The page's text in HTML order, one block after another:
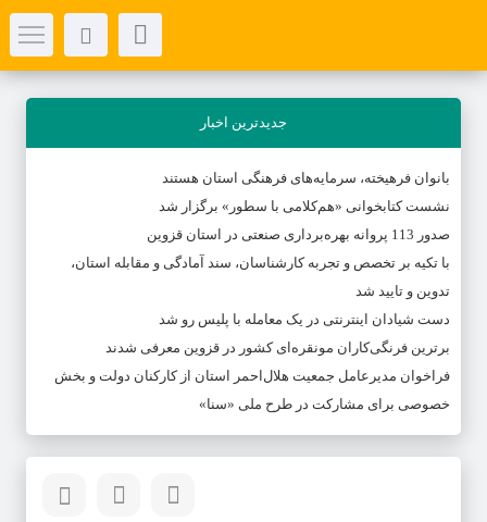
جدیدترین اخبار
بانوان فرهیخته، سرمایه‌های فرهنگی استان هستند
نشست کتابخوانی «هم‌کلامی با سطور» برگزار شد
صدور 113 پروانه بهره‌برداری صنعتی در استان قزوین
با تکیه بر تخصص و تجربه کارشناسان، سند آمادگی و مقابله استان،
تدوین و تایید شد
دست شیادان اینترنتی در یک معامله با پلیس رو شد
برترین فرنگی‌کاران مونقره‌ای کشور در قزوین معرفی شدند
فراخوان مدیرعامل جمعیت هلال‌احمر استان از کارکنان دولت و بخش
خصوصی برای مشارکت در طرح ملی «سنا»